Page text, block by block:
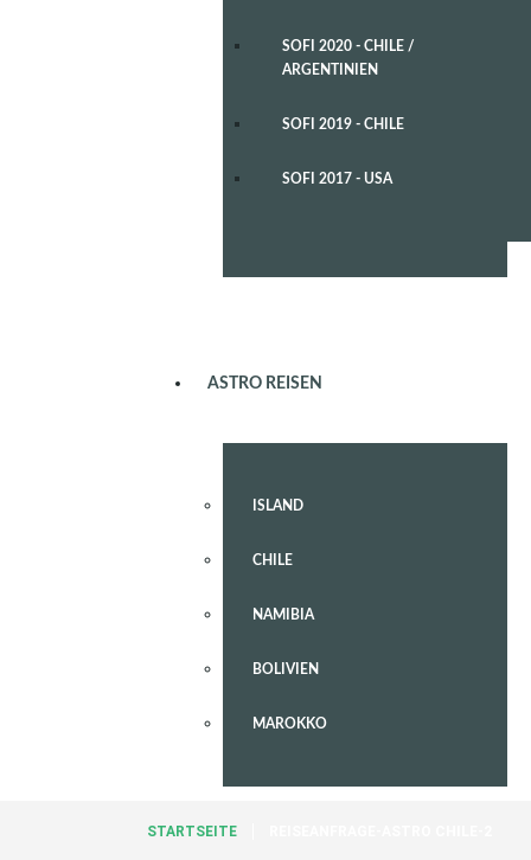
SOFI 2020 - CHILE /
ARGENTINIEN
SOFI 2019 - CHILE
SOFI 2017 - USA
ASTRO REISEN
ISLAND
CHILE
NAMIBIA
BOLIVIEN
MAROKKO
STARTSEITE